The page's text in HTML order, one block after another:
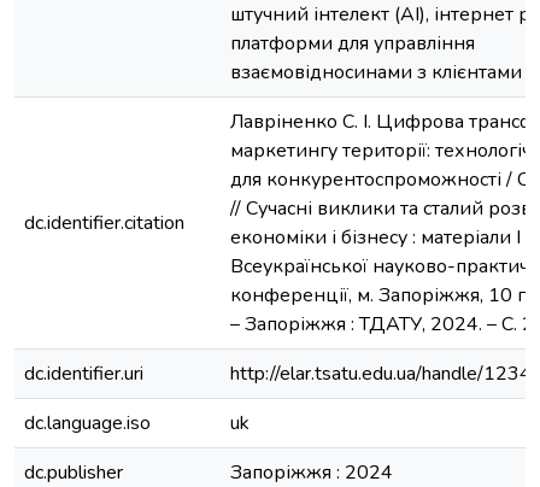
штучний інтелект (АІ), інтернет
платформи для управління
взаємовідносинами з клієнтами
dc.identifier.citation
Лавріненко С. І. Цифрова
маркетингу території:
для конкурентоспроможності / С.
// Сучасні виклики та сталий
економіки і бізнесу : матеріали I
Всеукраїнської науково-
конференції, м. Запоріжжя, 10
– Запоріжжя : ТДАТУ, 2024. – С.
dc.identifier.uri
http://elar.tsatu.edu.ua/handle/
dc.language.iso
uk
dc.publisher
Запоріжжя : 2024